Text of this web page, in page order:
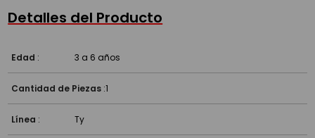
Detalles del Producto
Edad : 3 a 6 años
Cantidad de Piezas :1
Línea : Ty